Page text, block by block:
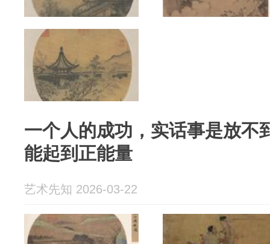
一个人的成功，实话事是放不
能起到正能量
艺术先知 2026-03-22